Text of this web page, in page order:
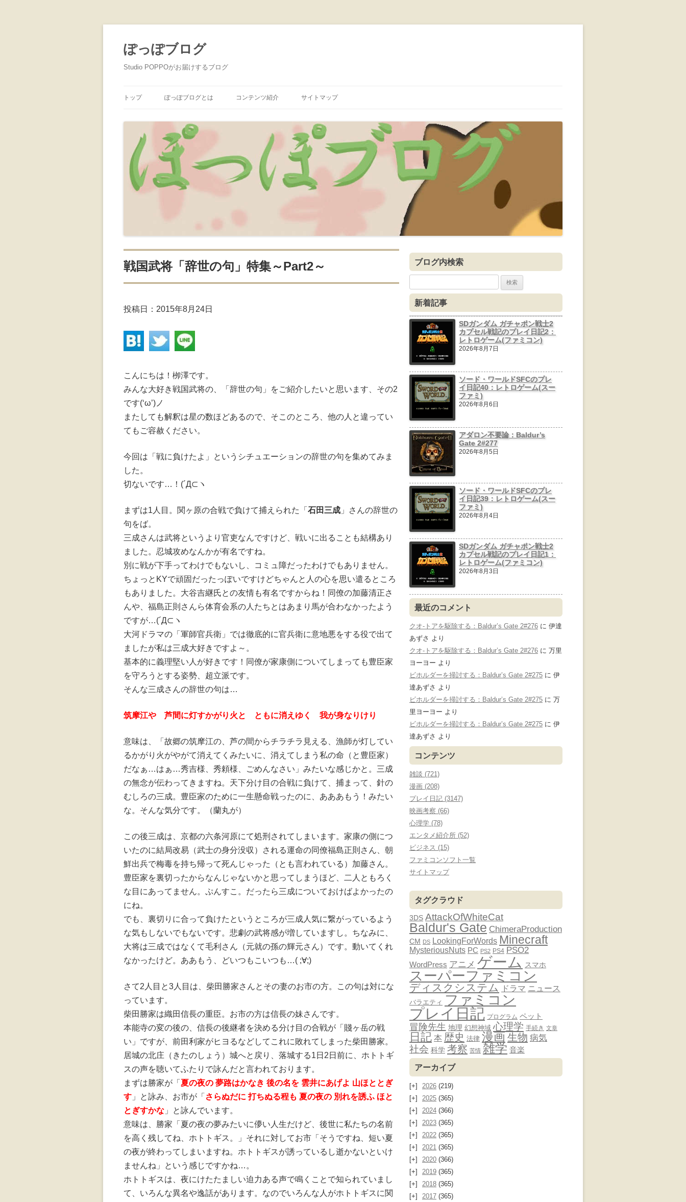
ぽっぽブログ
Studio POPPOがお届けするブログ
プ
トップ ぽっぽブログとは コンテンツ紹介 サイトマップ
戦国武将「辞世の句」特集～Part2～
投稿日： 2015年8月24日
こんにちは！栁澤です。
みんな大好き戦国武将の、「辞世の句」をご紹介したいと思います、その2
です(‘ω’)ノ
またしても解釈は星の数ほどあるので、そこのところ、他の人と違ってい
てもご容赦ください。
今回は「戦に負けたよ」というシチュエーションの辞世の句を集めてみま
した。
切ないです…！(´Д⊂ヽ
まずは1人目。関ヶ原の合戦で負けて捕えられた「 石田三成 」さんの辞世の
句をば。
三成さんは武将というより官吏なんですけど、戦いに出ることも結構あり
ました。忍城攻めなんかが有名ですね。
別に戦が下手ってわけでもないし、コミュ障だったわけでもありません。
ちょっとKYで頑固だったっぽいですけどちゃんと人の心を思い遣るところ
もありました。大谷吉継氏との友情も有名ですからね！同僚の加藤清正さ
んや、福島正則さんら体育会系の人たちとはあまり馬が合わなかったよう
ですが…(´Д⊂ヽ
大河ドラマの「軍師官兵衛」では徹底的に官兵衛に意地悪をする役で出て
ましたが私は三成大好きですよ～。
基本的に義理堅い人が好きです！同僚が家康側についてしまっても豊臣家
を守ろうとする姿勢、超立派です。
そんな三成さんの辞世の句は…
筑摩江や 芦間に灯すかがり火と ともに消えゆく 我が身なりけり
意味は、「故郷の筑摩江の、芦の間からチラチラ見える、漁師が灯してい
るかがり火がやがて消えてくみたいに、消えてしまう私の命（と豊臣家）
だなぁ…はぁ…秀吉様、秀頼様、ごめんなさい」みたいな感じかと。三成
の無念が伝わってきますね。天下分け目の合戦に負けて、捕まって、針の
むしろの三成。豊臣家のために一生懸命戦ったのに、あああもう！みたい
な。そんな気分です。（蘭丸が）
この後三成は、京都の六条河原にて処刑されてしまいます。家康の側につ
いたのに結局改易（武士の身分没収）される運命の同僚福島正則さん、朝
鮮出兵で梅毒を持ち帰って死んじゃった（とも言われている）加藤さん。
豊臣家を裏切ったからなんじゃないかと思ってしまうほど、二人ともろく
な目にあってません。ぷんすこ。だったら三成についておけばよかったの
にね。
でも、裏切りに合って負けたというところが三成人気に繋がっているよう
な気もしないでもないです。悲劇の武将感が増していますし。ちなみに、
大将は三成ではなくて毛利さん（元就の孫の輝元さん）です。動いてくれ
なかったけど。ああもう、どいつもこいつも…( ;∀;)
さて2人目と3人目は、柴田勝家さんとその妻のお市の方。この句は対にな
っています。
柴田勝家は織田信長の重臣。お市の方は信長の妹さんです。
本能寺の変の後の、信長の後継者を決める分け目の合戦が「賤ヶ岳の戦
い」ですが、前田利家がヒヨるなどしてこれに敗れてしまった柴田勝家。
居城の北庄（きたのしょう）城へと戻り、落城する1日2日前に、ホトトギ
スの声を聴いてふたりで詠んだと言われております。
まずは勝家が「 夏の夜の 夢路はかなき 後の名を 雲井にあげよ 山ほととぎ
す 」と詠み、お市が「 さらぬだに 打ちぬる程も 夏の夜の 別れを誘ふ ほと
とぎすかな 」と詠んでいます。
意味は、勝家「夏の夜の夢みたいに儚い人生だけど、後世に私たちの名前
を高く残してね、ホトトギス。」それに対してお市「そうですね、短い夏
の夜が終わってしまいますね。ホトトギスが誘っているし逝かないといけ
ませんね」という感じですかね…。
ホトトギスは、夜にけたたましい迫力ある声で鳴くことで知られていまし
て、いろんな異名や逸話があります。なのでいろんな人がホトトギスに関
ブログ内検索
索:
新着記事
SDガンダム ガチャポン戦士2
カプセル戦記のプレイ日記2：
レトロゲーム(ファミコン)
2026年8月7日
ソード・ワールドSFCのプレ
イ日記40：レトロゲーム(スー
ファミ)
2026年8月6日
アダロン不要論：Baldur’s
Gate 2#277
2026年8月5日
ソード・ワールドSFCのプレ
イ日記39：レトロゲーム(スー
ファミ)
2026年8月4日
SDガンダム ガチャポン戦士2
カプセル戦記のプレイ日記1：
レトロゲーム(ファミコン)
2026年8月3日
最近のコメント
クオ-トアを駆除する：Baldur’s Gate 2#276 に 伊達
あずさ より
クオ-トアを駆除する：Baldur’s Gate 2#276 に 万里
ヨーヨー より
ビホルダーを掃討する：Baldur’s Gate 2#275 に 伊
達あずさ より
ビホルダーを掃討する：Baldur’s Gate 2#275 に 万
里ヨーヨー より
ビホルダーを掃討する：Baldur’s Gate 2#275 に 伊
達あずさ より
コンテンツ
雑談 (721)
漫画 (208)
プレイ日記 (3147)
映画考察 (66)
心理学 (78)
エンタメ紹介所 (52)
ビジネス (15)
ファミコンソフト一覧
サイトマップ
タグクラウド
3DS AttackOfWhiteCat
Baldur's Gate ChimeraProduction
CM DS LookingForWords Minecraft
MysteriousNuts PC PS2 PS4 PSO2
WordPress アニメ ゲーム スマホ
スーパーファミコン
ディスクシステム ドラマ ニュース
バラエティ ファミコン
プレイ日記 プログラム ペット
冒険先生 地理 幻想神域 心理学 手続き 文章
日記 本 歴史 法律 漫画 生物 病気
社会 科学 考察 苦情 雑学 音楽
アーカイブ
2026 (219)
2025 (365)
2024 (366)
2023 (365)
2022 (365)
2021 (365)
2020 (366)
2019 (365)
2018 (365)
2017 (365)